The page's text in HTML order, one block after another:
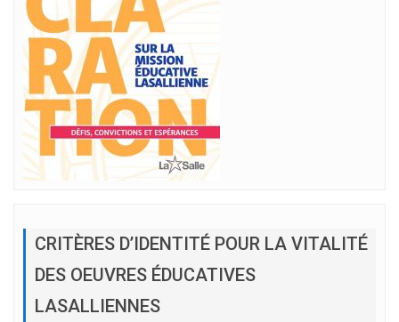
CRITÈRES D’IDENTITÉ POUR LA VITALITÉ
DES OEUVRES ÉDUCATIVES
LASALLIENNES